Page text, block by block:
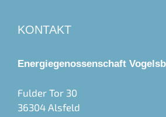
KONTAKT
Energiegenossenschaft
Fulder Tor 30
36304 Alsfeld